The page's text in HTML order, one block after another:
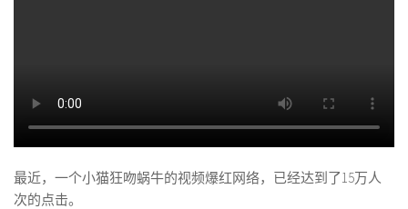
最近，一个小猫狂吻蜗牛的视频爆红网络，已经达到了15万人
次的点击。